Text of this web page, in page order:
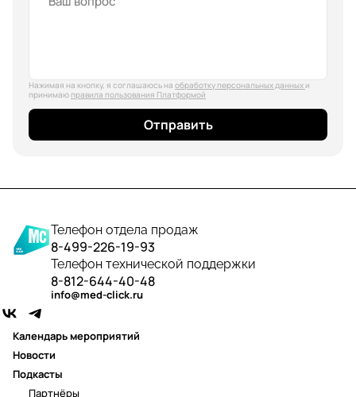
Нажимая на кнопку, я соглашаюсь на обработку персональных данных и
принимаю правила пользования Платформой
Отправить
Телефон отдела продаж
8-499-226-19-93
Телефон технической поддержки
8-812-644-40-48
info@med-click.ru
Календарь мероприятий
Новости
Подкасты
Партнёры